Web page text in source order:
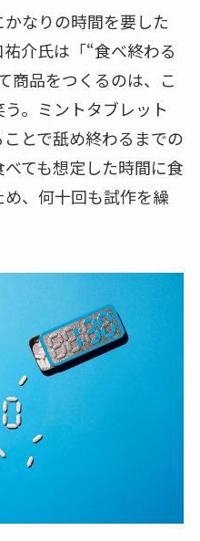
なりの時間を要した
介氏は「“食べ終わる
商品をつくるのは、こ
。ミントタブレット
とで舐め終わるまでの
ても想定した時間に食
、何十回も試作を繰